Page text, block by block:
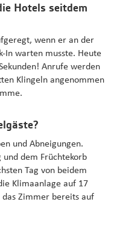
Hotels seitdem
wenn er an der
In warten musste. Heute
Anrufe werden
Klingeln angenommen
und Abneigungen.
dem Früchtekorb
Tag von beidem
Klimaanlage auf 17
Zimmer bereits auf